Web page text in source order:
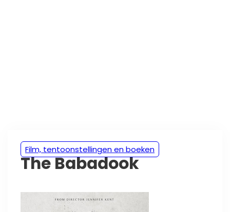
Film, tentoonstellingen en boeken
The Babadook